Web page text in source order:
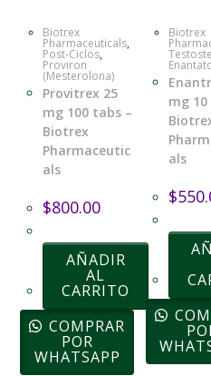
Biotrex
Pharmaceuticals,
Post-Ciclos,
Proviron
(Mesterolona)
Provitrex 25
mg 100 tabs –
Biotrex
Pharmaceutic
als
$800.00
AÑADIR
AL
CARRITO
COMPRAR
POR
WHATSAPP
Biotrex
mg 10
als
$